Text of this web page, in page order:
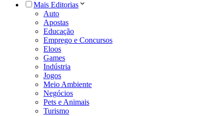
Mais Editorias
Auto
Apostas
Educação
Emprego e Concursos
Eloos
Games
Indústria
Jogos
Meio Ambiente
Negócios
Pets e Animais
Turismo